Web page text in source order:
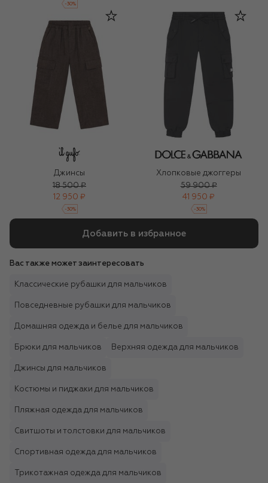
-30%
Джинсы
18 500 ₽
12 950 ₽
-30%
Хлопковые джоггеры
59 900 ₽
41 950 ₽
-30%
Добавить в избранное
Вас также может заинтересовать
Классические рубашки для мальчиков
Повседневные рубашки для мальчиков
Домашняя одежда и белье для мальчиков
Брюки для мальчиков Верхняя одежда для мальчиков
Джинсы для мальчиков
Костюмы и пиджаки для мальчиков
Пляжная одежда для мальчиков
Свитшоты и толстовки для мальчиков
Спортивная одежда для мальчиков
Трикотажная одежда для мальчиков